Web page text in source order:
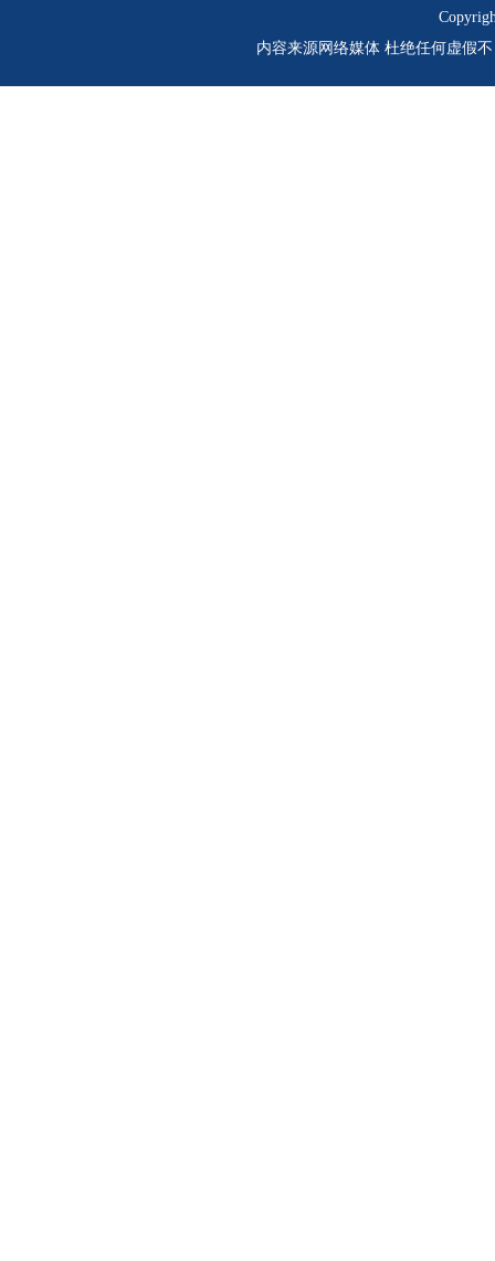
内容来源网络媒体 杜绝任何虚假